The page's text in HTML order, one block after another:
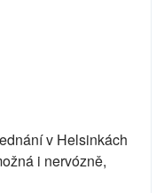
v Helsinkách
i nervózně,